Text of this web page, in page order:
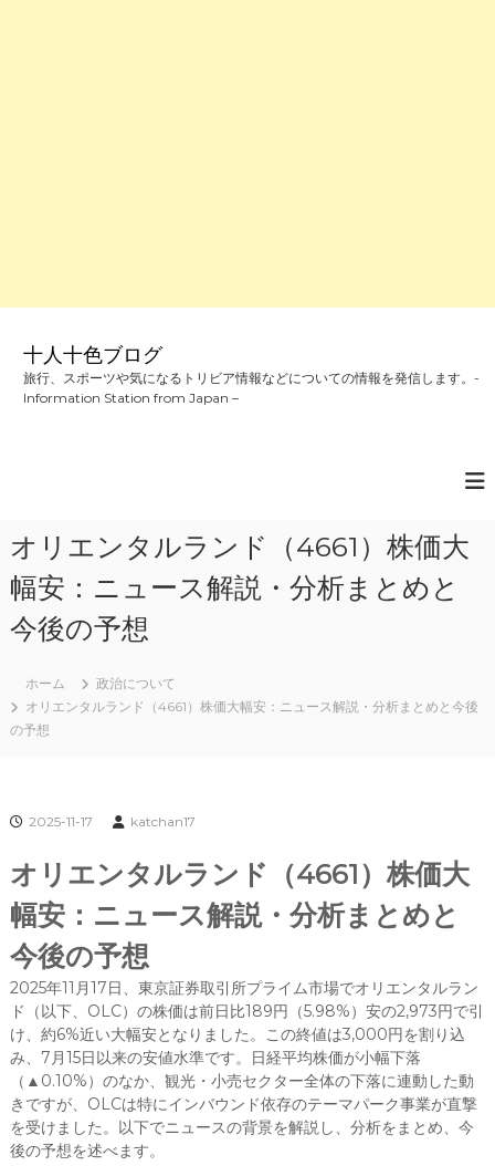
十人十色ブログ
旅行、スポーツや気になるトリビア情報などについての情報を発信します。-
Information Station from Japan –
オリエンタルランド（4661）株価大
幅安：ニュース解説・分析まとめと
今後の予想
ホーム
政治について
オリエンタルランド（4661）株価大幅安：ニュース解説・分析まとめと今後
の予想
2025-11-17 katchan17
オリエンタルランド（4661）株価大
幅安：ニュース解説・分析まとめと
今後の予想
2025年11月17日、東京証券取引所プライム市場でオリエンタルラン
ド（以下、OLC）の株価は前日比189円（5.98%）安の2,973円で引
け、約6%近い大幅安となりました。この終値は3,000円を割り込
み、7月15日以来の安値水準です。日経平均株価が小幅下落
（▲0.10%）のなか、観光・小売セクター全体の下落に連動した動
きですが、OLCは特にインバウンド依存のテーマパーク事業が直撃
を受けました。以下でニュースの背景を解説し、分析をまとめ、今
後の予想を述べます。